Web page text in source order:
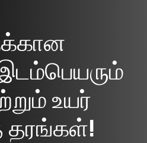
உயர்
தரங்கள்!